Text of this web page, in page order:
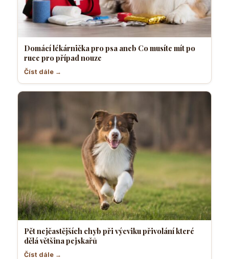
Domácí lékárnička pro psa aneb Co musíte mít po
ruce pro případ nouze
Číst dále →
Pět nejčastějších chyb při výcviku přivolání které
dělá většina pejskařů
Číst dále →